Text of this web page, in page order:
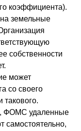
коэффициента).
земельные
собственности
может
со своего
такового.
ФОМС удаленные
самостоятельно,